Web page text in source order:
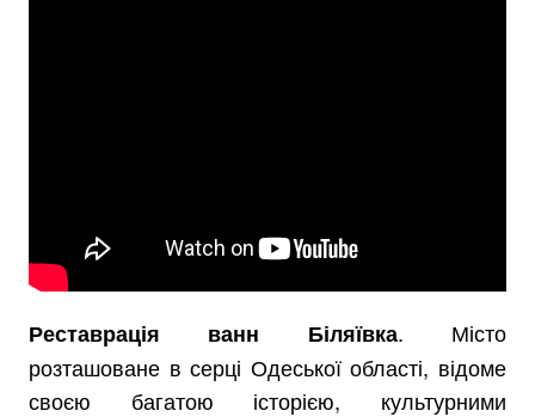
Реставрація ванн Біляївка. Місто
розташоване в серці Одеської області, відоме
своєю багатою історією, культурними